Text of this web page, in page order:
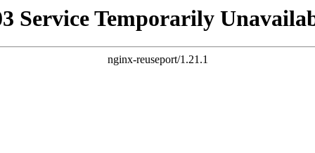
Service Temporarily
nginx-reuseport/1.21.1